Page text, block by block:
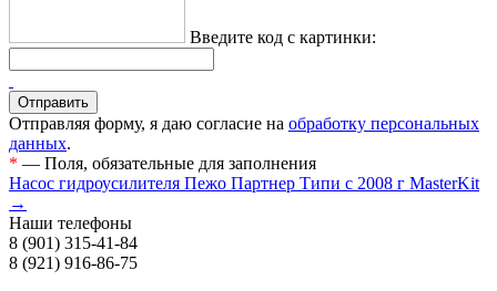
Введите код с картинки:
Отправляя форму, я даю согласие на обработку персональных
данных.
* — Поля, обязательные для заполнения
Насос гидроусилителя Пежо Партнер Типи с 2008 г MasterKit
→
Наши телефоны
8 (901) 315-41-84
8 (921) 916-86-75